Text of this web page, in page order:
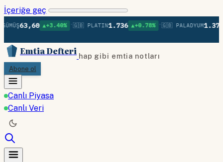
İçeriğe geç
63,60 ▲+3.40% •🇬🇧 PLATIN1.736 ▲+0.78% •🇬🇧 PALADYUM1.379
Emtia Defteri hap gibi emtia notları
Abone ol
Canlı Piyasa
Canlı Veri